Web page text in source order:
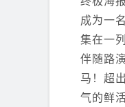
成为一
集在一
伴随路
马！超
气的鲜